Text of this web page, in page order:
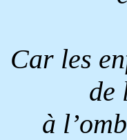
Car les
de
à